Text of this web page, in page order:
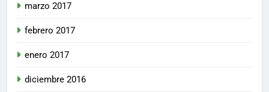
marzo 2017
febrero 2017
enero 2017
diciembre 2016